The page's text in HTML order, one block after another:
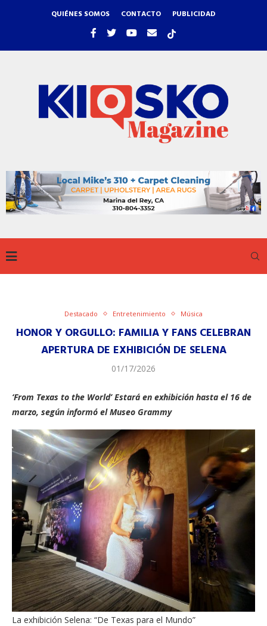
QUIÉNES SOMOS CONTACTO PUBLICIDAD
Destacado Entretenimiento Música
HONOR Y ORGULLO: FAMILIA Y FANS CELEBRAN
APERTURA DE EXHIBICIÓN DE SELENA
01/17/2026
‘From Texas to the World’ Estará en exhibición hasta el 16 de
marzo, según informó el Museo Grammy
La exhibición Selena: “De Texas para el Mundo”